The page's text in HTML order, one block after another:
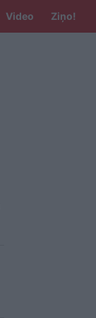
Video Ziņo!